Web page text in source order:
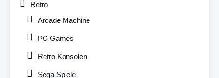
Retro
Arcade Machine
PC Games
Retro Konsolen
Sega Spiele